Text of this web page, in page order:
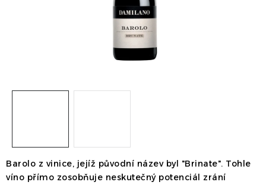
Kontakty
Vinné zážitky
Barolo z vinice, jejíž původní název byl "Brinate". Tohle
víno přímo zosobňuje neskutečný potenciál zrání